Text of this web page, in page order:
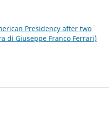
Presidency after two
di Giuseppe Franco Ferrari)